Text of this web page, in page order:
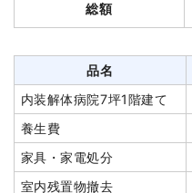
養生費
土間コンクリート撤去
フェンス撤去
ブロック塀撤去
植木・植栽撤去
鉄骨造事務所兼住宅66坪2
アスベスト撤去
室内残置物撤去
屋外残置物撤去
総額
品名
内装解体病院7坪1階建て
養生費
家具・家電処分
室内残置物撤去